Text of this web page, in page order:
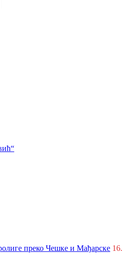
преко Чешке и Мађарске 16.